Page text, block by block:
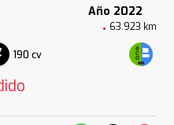
Año 2022
63.923 km
190 cv